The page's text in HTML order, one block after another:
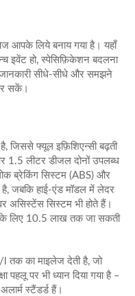
आपके लिये बनाय गया है। यहाँ
इवेंट हो, स्पेसिफ़िकेशन बदलना
सीधे‑सीधे और समझने
सकें।
जिससे फ्यूल इफ़िशिएन्सी बढ़ती
1.5 लीटर डीजल दोनों उपलब्ध
ब्रेकिंग सिस्टम (ABS) और
जबकि हाई‑एंड मॉडल में लेदर
असिस्टेंस सिस्टम भी होते हैं।
के लिए 10.5 लाख तक जा सकती
l तक का माइलेज देती है, जो
पहलू पर भी ध्यान दिया गया है –
स्टैंडर्ड हैं।